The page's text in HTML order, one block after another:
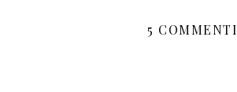
5 COMMENTI